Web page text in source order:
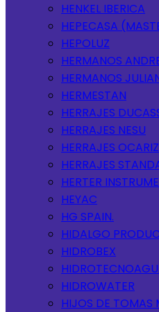
HENKEL IBERICA
HEPECASA
HEPOLUZ
HERMANOS
HERMANOS
HERMESTAN
HERRAJES
HERRAJES NESU
HERRAJES OCARIZ
HERRAJES
HERTER
HEYAC
HG SPAIN.
HIDALGO
HIDROBEX
HIDROWATER
HIJOS DE TOMAS